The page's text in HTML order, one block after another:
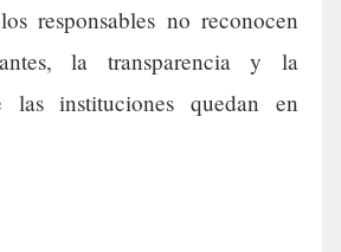
responsables no reconocen
la transparencia y la
las instituciones quedan en